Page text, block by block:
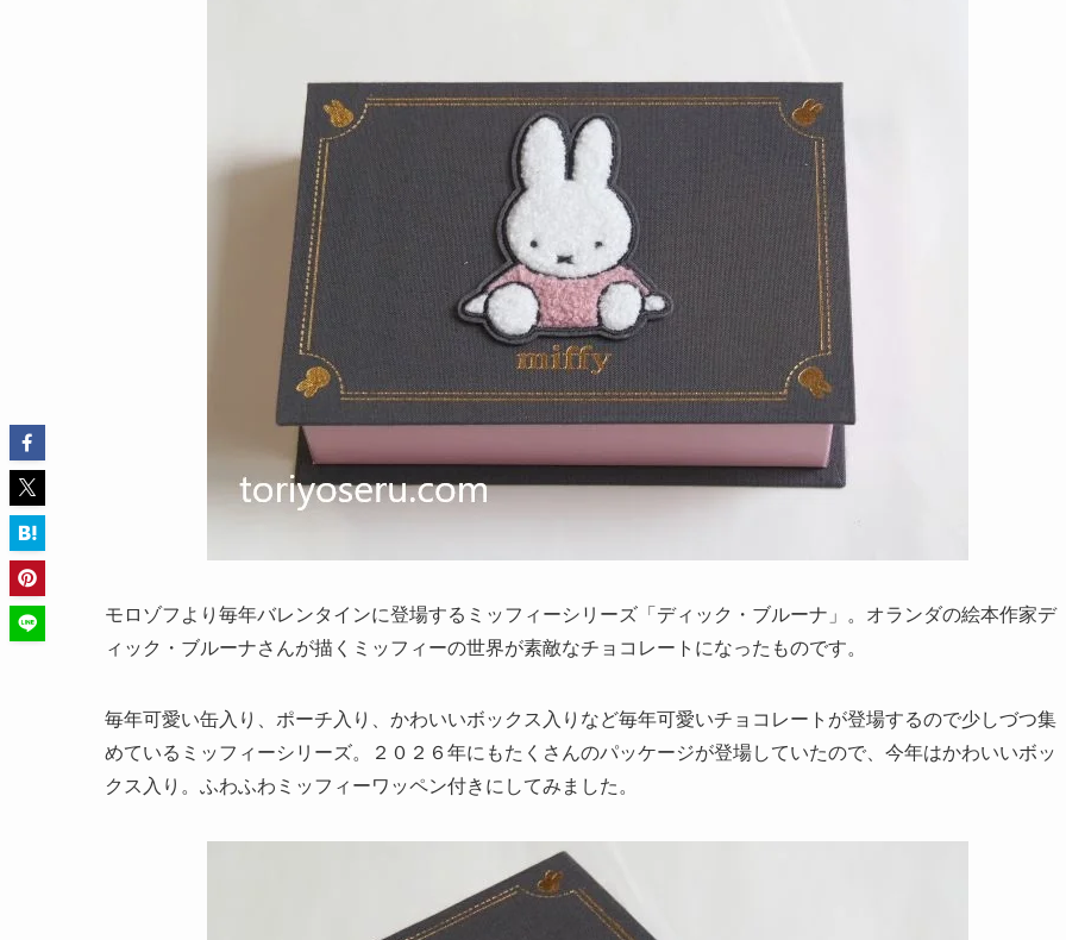
モロゾフより毎年バレンタインに登場するミッフィーシリーズ「ディック・ブルーナ」。オランダの絵本作家デ
ィック・ブルーナさんが描くミッフィーの世界が素敵なチョコレートになったものです。
毎年可愛い缶入り、ポーチ入り、かわいいボックス入りなど毎年可愛いチョコレートが登場するので少しづつ集
めているミッフィーシリーズ。２０２６年にもたくさんのパッケージが登場していたので、今年はかわいいボッ
クス入り。ふわふわミッフィーワッペン付きにしてみました。